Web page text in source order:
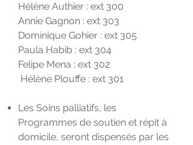
Hélène Authier : ext 300
Annie Gagnon : ext 303
Dominique Gohier : ext 305
Paula Habib : ext 304
Felipe Mena : ext 302
Hélène Plouffe : ext 301
Les Soins palliatifs, les
Programmes de soutien et répit à
domicile, seront dispensés par les